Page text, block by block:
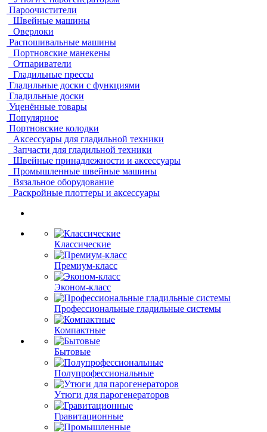
Пароочистители
Швейные машины
Оверлоки
Распошивальные машины
Портновские манекены
Отпариватели
Гладильные прессы
Гладильные доски с функциями
Гладильные доски
Уценённые товары
Популярное
Портновские колодки
Аксессуары для гладильной техники
Запчасти для гладильной техники
Швейные принадлежности и аксессуары
Промышленные швейные машины
Вязальное оборудование
Раскройные плоттеры и аксессуары
Классические
Премиум-класс
Эконом-класс
Профессиональные гладильные системы
Компактные
Бытовые
Полупрофессиональные
Утюги для парогенераторов
Гравитационные